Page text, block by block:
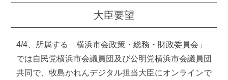
大臣要望
4/4、所属する「横浜市会政策・総務・財政委員会」
では自民党横浜市会議員団及び公明党横浜市会議員団
共同で、牧島かれんデジタル担当大臣にオンラインで